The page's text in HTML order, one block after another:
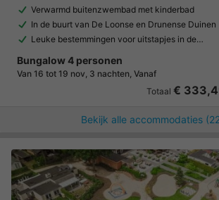
Verwarmd buitenzwembad met kinderbad
In de buurt van De Loonse en Drunense Duinen
Leuke bestemmingen voor uitstapjes in de…
Bungalow 4 personen
Van 16 tot 19 nov, 3 nachten, Vanaf
Totaal €
Bekijk alle accommodaties